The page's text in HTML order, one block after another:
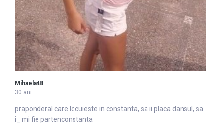
Mihaela48
30 ani
praponderal care locuieste in constanta, sa ii placa dansul, sa
i_ mi fie partenconstanta